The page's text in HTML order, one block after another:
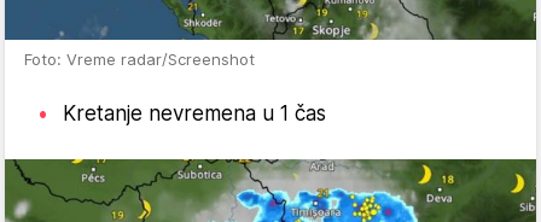
Foto: Vreme radar/Screenshot
Kretanje nevremena u 1 čas